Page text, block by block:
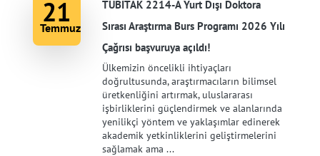
21
Temmuz
TÜBİTAK 2214-A Yurt Dışı Doktora
Sırası Araştırma Burs Programı 2026 Yılı
Çağrısı başvuruya açıldı!
Ülkemizin öncelikli ihtiyaçları
doğrultusunda, araştırmacıların bilimsel
üretkenliğini artırmak, uluslararası
işbirliklerini güçlendirmek ve alanlarında
yenilikçi yöntem ve yaklaşımlar edinerek
akademik yetkinliklerini geliştirmelerini
sağlamak ama ...